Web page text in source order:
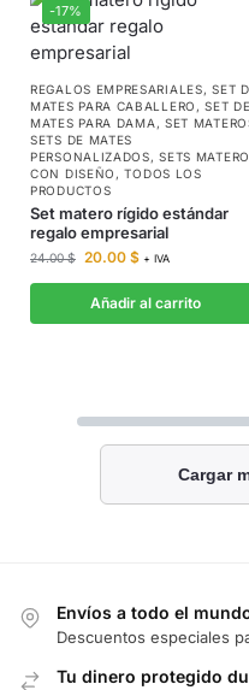
-17%
REGALOS EMPRESARIALES,SET
MATES PARA CABALLERO ,SET DE
MATES PARA DAMA , SET
SETS DE MATES
PERSONALIZADOS,SETS
CON DISEÑO ,TODOS LOS
PRODUCTOS
Set matero rígido estándar
regalo empresarial
24.00$ 20.00 $ + IVA
Añadir al carrito
Cargar
Envíos a todo el
Descuentos especiales
Tu dinero protegido